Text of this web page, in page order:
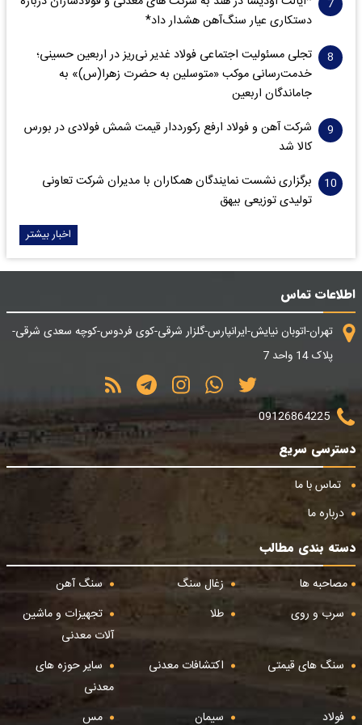
دستکاری عیار سنگ‌آهن هشدار داد*
تجلی مسئولیت اجتماعی فولاد غدیر نی‌ریز در اربعین حسینی؛
خدمت‌رسانی موکب «متوسلین به حضرت زهرا(س)» به
جاماندگان اربعین
شرکت آهن و فولاد ارفع رکورددار قیمت شمش فولادی در بورس
کالا شد
برگزاری نشست نمایندگان همکاران با مدیران شرکت تعاونی
تولیدی توزیعی بیهق
اخبار بیشتر
اطلاعات تماس
تهران-اتوبان نیایش-ایرانپارس-گلزار شرقی-کوی فردوس-کوچه سعدی شرقی-
پلاک 14 واحد 7
09126864225
دسترسی سریع
تماس با ما
درباره ما
دسته بندی مطالب
مصاحبه ها
زغال سنگ
سنگ آهن
سرب و روی
طلا
تجهیزات و ماشین
آلات معدنی
سنگ های قیمتی
اکتشافات معدنی
سایر حوزه های
معدنی
فولاد
سیمان مس